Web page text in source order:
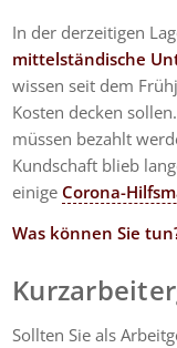
In der derzeitigen
mittelständische
wissen seit dem
Kosten decken
müssen bezahlt
Kundschaft blieb
einige Corona-
Was können Sie
Sollten Sie als